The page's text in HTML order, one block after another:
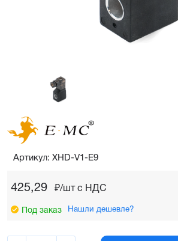
425,29 ₽/шт c НДС
Под заказ Нашли дешевле?
Артикул: XHD-V1-E9